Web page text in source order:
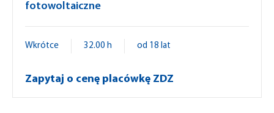
fotowoltaiczne
Wkrótce 32.00 h od 18 lat
Zapytaj o cenę placówkę ZDZ